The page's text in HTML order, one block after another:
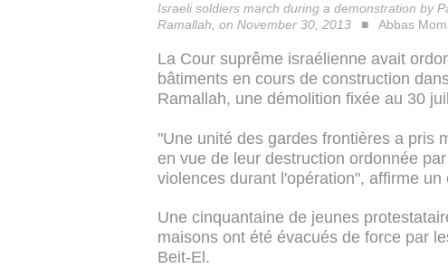
Israeli soldiers march during a demonstration by
Ramallah, on November 30, 2013
Abbas
La Cour suprême israélienne avait
bâtiments en cours de construction
Ramallah, une démolition fixée au 30
"Une unité des gardes frontières a pris
en vue de leur destruction ordonnée
violences durant l'opération", affirme
Une cinquantaine de jeunes
maisons ont été évacués de force par
Beit-El.